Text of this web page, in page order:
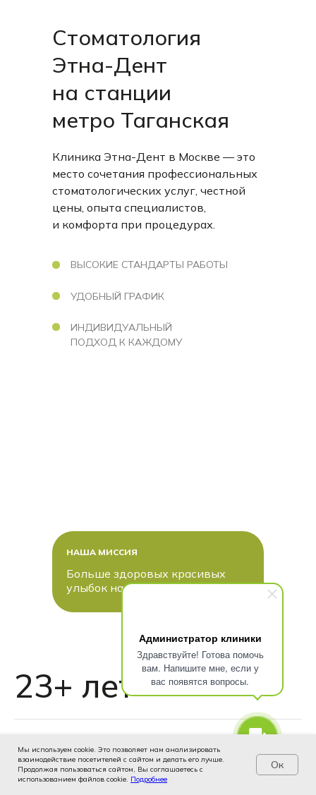
Администратор клиники
Здравствуйте! Готова помочь
вам. Напишите мне, если у
вас появятся вопросы.
Услуги Цены Записаться
НАША МИССИЯ
Больше здоровых красивых
улыбок на улицах Москвы!
УДОБНЫЙ ГРАФИК
ИНДИВИДУАЛЬНЫЙ
ПОДХОД К КАЖДОМУ
Клиника Этна-Дент в Москве — это
место сочетания профессиональных
стоматологических услуг, честной
цены, опыта специалистов,
и комфорта при процедурах.
Стоматология
Этна-Дент
на станции
метро Таганская
ВЫСОКИЕ СТАНДАРТЫ РАБОТЫ
23+ лет
Мы используем cookie. Это позволяет нам анализировать
взаимодействие посетителей с сайтом и делать его лучше.
Продолжая пользоваться сайтом, Вы соглашаетесь с
использованием файлов cookie. Подробнее
Ок